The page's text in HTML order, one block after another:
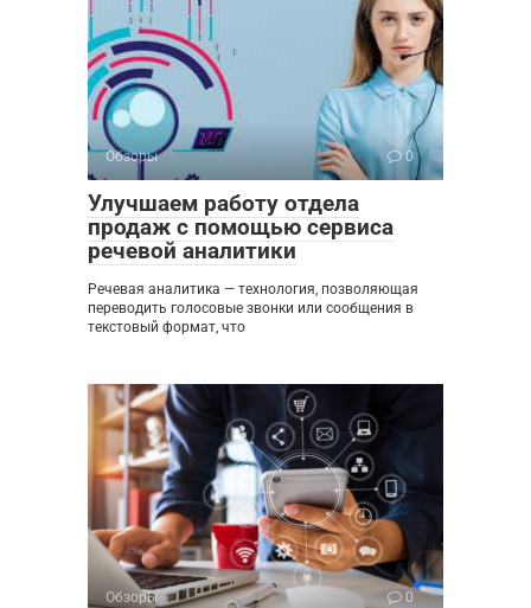
Обзоры 0
Улучшаем работу отдела
продаж с помощью сервиса
речевой аналитики
Речевая аналитика — технология, позволяющая
переводить голосовые звонки или сообщения в
текстовый формат, что
Обзоры 0